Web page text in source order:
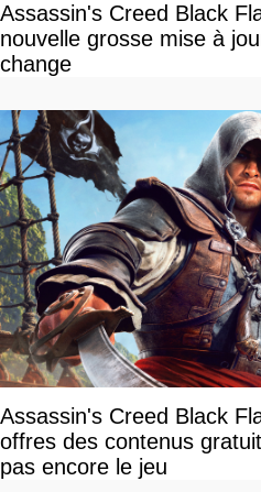
Assassin's Creed Black
nouvelle grosse mise à
change
Assassin's Creed Black
offres des contenus
pas encore le jeu